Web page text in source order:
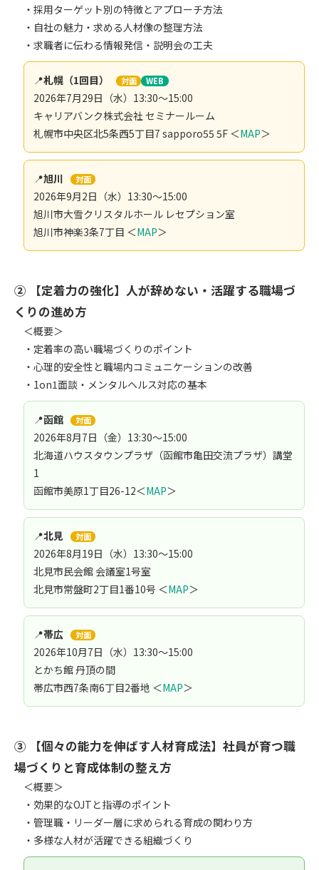
・採用ターゲット別の特徴とアプローチ方法
・自社の魅力・求める人材像の整理方法
・求職者に伝わる情報発信・説明会の工夫
📍札幌（1回目） 対面 WEB
2026年7月29日（水）13:30～15:00
キャリアバンク株式会社 セミナールーム
札幌市中央区北5条西5丁目7 sapporo55 5F ＜MAP＞
📍旭川 対面
2026年9月2日（水）13:30～15:00
旭川市大雪クリスタルホール レセプション室
旭川市神楽3条7丁目 ＜MAP＞
② 【定着力の強化】人が辞めない・活躍する職場づ
くりの進め方
＜概要＞
・定着率の高い職場づくりのポイント
・心理的安全性と職場内コミュニケーションの改善
・1on1面談・メンタルヘルス対応の基本
📍函館 対面
2026年8月7日（金）13:30～15:00
北海道ハウスタウンプラザ（函館市亀田交流プラザ）講堂
1
函館市美原1丁目26-12＜MAP＞
📍北見 対面
2026年8月19日（水）13:30～15:00
北見市民会館 会議室1号室
北見市常盤町2丁目1番10号 ＜MAP＞
📍帯広 対面
2026年10月7日（水）13:30～15:00
とかち館 丹頂の間
帯広市西7条南6丁目2番地 ＜MAP＞
③ 【個々の能力を伸ばす人材育成法】社員が育つ職
場づくりと育成体制の整え方
＜概要＞
・効果的なOJTと指導のポイント
・管理職・リーダー層に求められる育成の関わり方
・多様な人材が活躍できる組織づくり